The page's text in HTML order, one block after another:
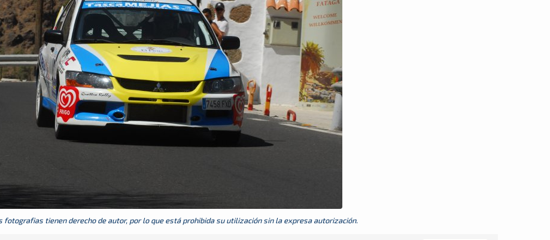
tienen derecho de autor, por lo que está prohibida su utilización sin la expresa autorización.